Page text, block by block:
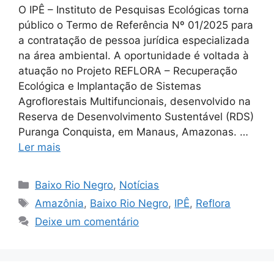
O IPÊ – Instituto de Pesquisas Ecológicas torna
público o Termo de Referência Nº 01/2025 para
a contratação de pessoa jurídica especializada
na área ambiental. A oportunidade é voltada à
atuação no Projeto REFLORA – Recuperação
Ecológica e Implantação de Sistemas
Agroflorestais Multifuncionais, desenvolvido na
Reserva de Desenvolvimento Sustentável (RDS)
Puranga Conquista, em Manaus, Amazonas. …
Ler mais
Baixo Rio Negro, Notícias
Amazônia, Baixo Rio Negro, IPÊ, Reflora
Deixe um comentário